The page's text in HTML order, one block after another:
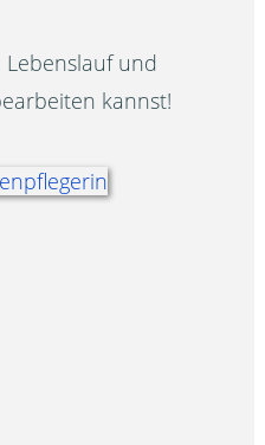
und
kannst!